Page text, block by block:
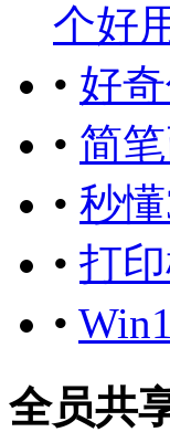
个好
• 好
• 简
• 秒
• 打
•
全员共